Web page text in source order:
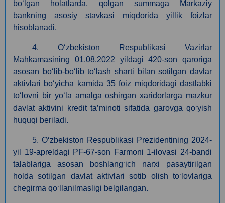
boʻlgan holatlarda, qolgan summaga Markaziy
bankning asosiy stavkasi miqdorida yillik foizlar
hisoblanadi.
4. Oʻzbekiston Respublikasi Vazirlar
Mahkamasining 01.08.2022 yildagi 420-son qaroriga
asosan boʻlib-boʻlib toʻlash sharti bilan sotilgan davlar
aktivlari boʻyicha kamida 35 foiz miqdoridagi dastlabki
toʻlovni bir yoʻla amalga oshirgan xaridorlarga mazkur
davlat aktivini kredit ta’minoti sifatida garovga qoʻyish
huquqi beriladi.
5. O‘zbekiston Respublikasi Prezidentining 2024-
yil 19-apreldagi PF-67-son Farmoni 1-ilovasi 24-bandi
talablariga asosan boshlang‘ich narxi pasaytirilgan
holda sotilgan davlat aktivlari sotib olish to‘lovlariga
chegirma qo‘llanilmasligi belgilangan.